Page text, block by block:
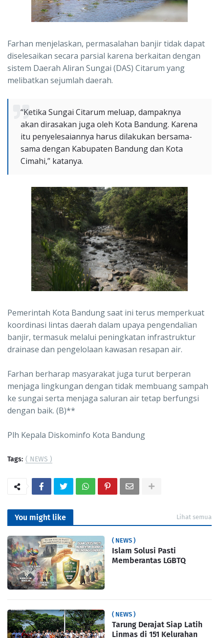
Farhan menjelaskan, permasalahan banjir tidak dapat
diselesaikan secara parsial karena berkaitan dengan
sistem Daerah Aliran Sungai (DAS) Citarum yang
melibatkan sejumlah daerah.
“Ketika Sungai Citarum meluap, dampaknya
akan dirasakan juga oleh Kota Bandung. Karena
itu penyelesaiannya harus dilakukan bersama-
sama dengan Kabupaten Bandung dan Kota
Cimahi,” katanya.
Pemerintah Kota Bandung saat ini terus memperkuat
koordinasi lintas daerah dalam upaya pengendalian
banjir, termasuk melalui peningkatan infrastruktur
drainase dan pengelolaan kawasan resapan air.
Farhan berharap masyarakat juga turut berperan
menjaga lingkungan dengan tidak membuang sampah
ke sungai serta menjaga saluran air tetap berfungsi
dengan baik. (B)**
Plh Kepala Diskominfo Kota Bandung
Tags: ( NEWS )
You might like Lihat semua
( NEWS )
Islam Solusi Pasti
Memberantas LGBTQ
( NEWS )
Tarung Derajat Siap Latih
Linmas di 151 Kelurahan